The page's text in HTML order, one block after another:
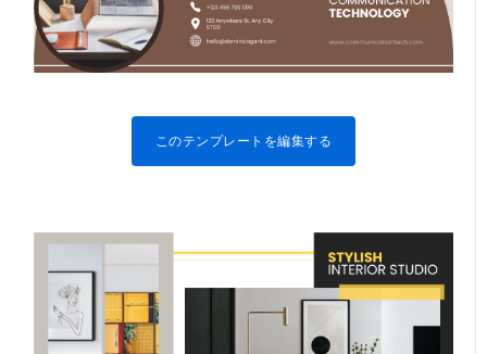
このテンプレートを編集する